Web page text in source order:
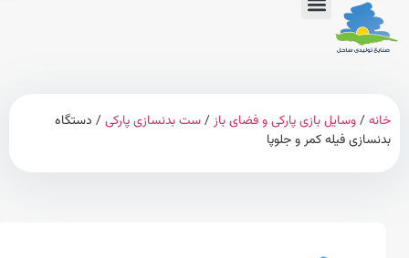
وسایل بازی پارکی و فضای باز/ست بدنسازی پارکی/ دستگاه
فیله کمر و جلوپا